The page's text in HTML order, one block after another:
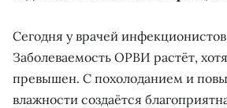
Сегодня у врачей инфекционистов
Заболеваемость ОРВИ растёт,
превышен. С похолоданием и
влажности создаётся